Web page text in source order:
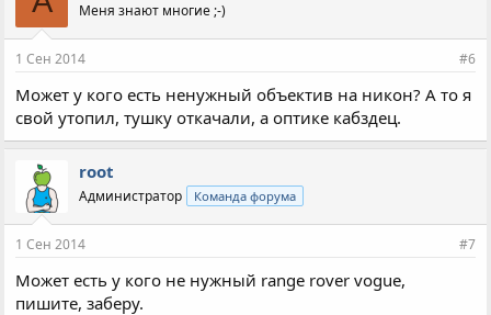
Меня знают многие ;-)
1 Сен 2014 #6
Может у кого есть ненужный объектив на никон? А то я
свой утопил, тушку откачали, а оптике кабздец.
root
Администратор Команда форума
1 Сен 2014 #7
Может есть у кого не нужный range rover vogue,
пишите, заберу.